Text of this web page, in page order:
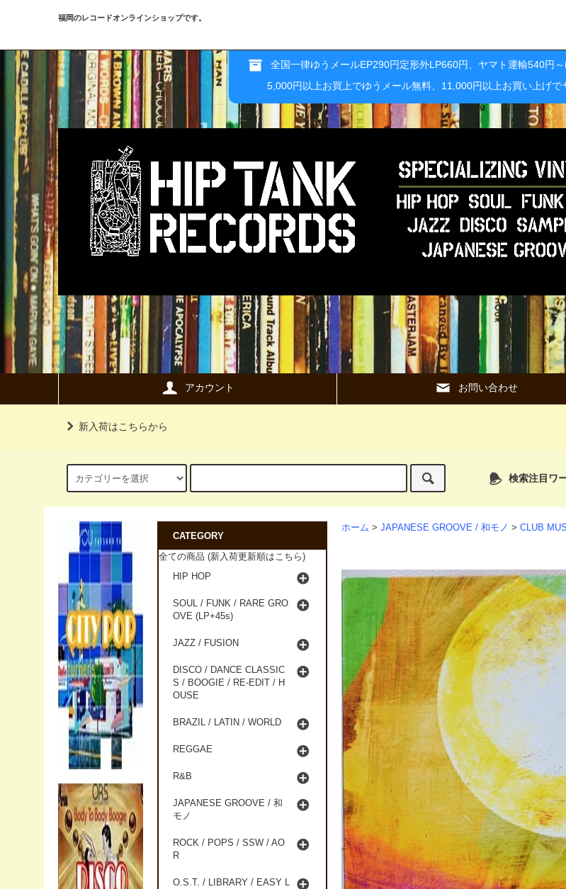
福岡のレコードオンラインショップです。
全国一律ゆうメールEP290円定形外LP660円、ヤマト運輸540円～
5,000円以上お買上でゆうメール無料、11,000円以上お買い上げで
アカウント お問い合わせ
新入荷はこちらから
検索注目ワ
ホーム > JAPANESE GROOVE / 和モノ > CLUB
CATEGORY
全ての商品 (新入荷更新順はこちら)
HIP HOP
SOUL / FUNK / RARE GRO
OVE (LP+45s)
JAZZ / FUSION
DISCO / DANCE CLASSIC
S / BOOGIE / RE-EDIT / H
OUSE
BRAZIL / LATIN / WORLD
REGGAE
R&B
JAPANESE GROOVE / 和
モノ
ROCK / POPS / SSW / AO
R
O.S.T. / LIBRARY / EASY L